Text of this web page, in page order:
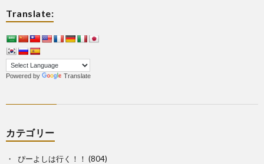
Translate:
Powered by Translate
カテゴリー
ぴーよしは行く！！ (804)